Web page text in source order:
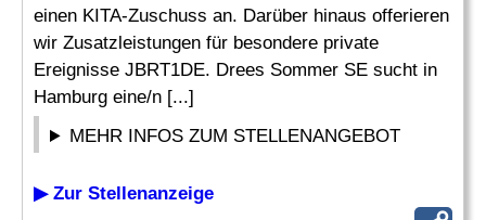
einen KITA-Zuschuss an. Darüber hinaus offerieren
wir Zusatzleistungen für besondere private
Ereignisse JBRT1DE. Drees Sommer SE sucht in
Hamburg eine/n [...]
MEHR INFOS ZUM STELLENANGEBOT
▶ Zur Stellenanzeige